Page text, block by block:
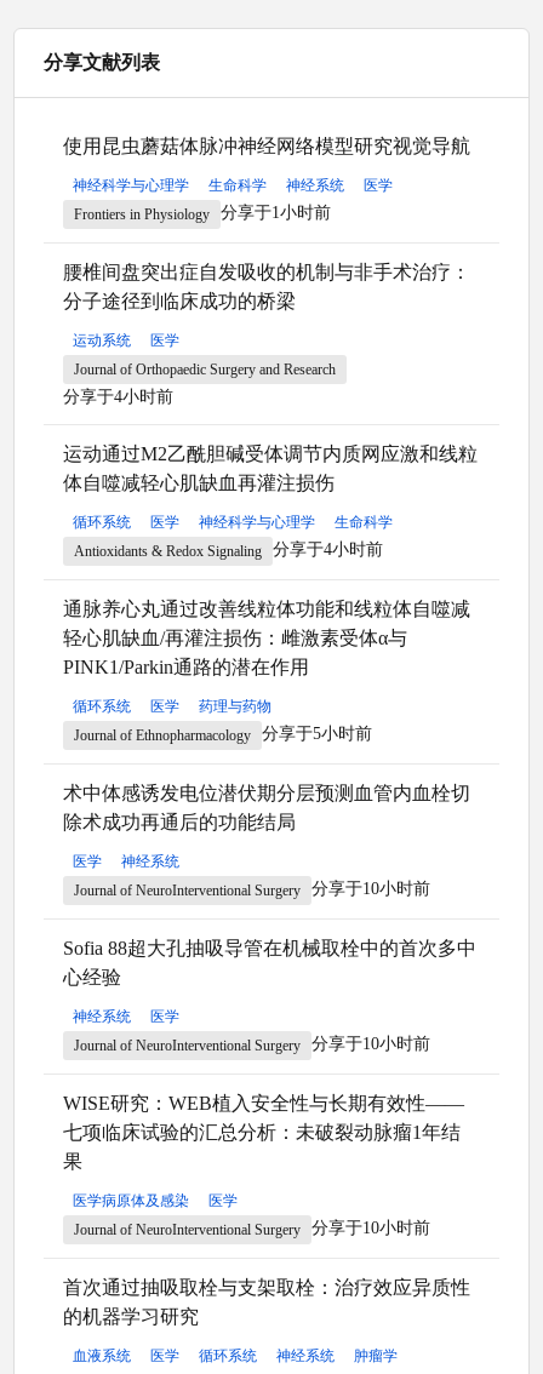
分享文献列表
使用昆虫蘑菇体脉冲神经网络模型研究视觉导航
神经科学与心理学 生命科学 神经系统
医学
Frontiers in Physiology
分享于1小时前
腰椎间盘突出症自发吸收的机制与非手术治疗：
分子途径到临床成功的桥梁
运动系统
医学
Journal of Orthopaedic Surgery and Research
分享于4小时前
运动通过M2乙酰胆碱受体调节内质网应激和线粒
体自噬减轻心肌缺血再灌注损伤
循环系统 医学 神经科学与心理学
生命科学
Antioxidants & Redox Signaling
分享于4小时前
通脉养心丸通过改善线粒体功能和线粒体自噬减
轻心肌缺血/再灌注损伤：雌激素受体α与
PINK1/Parkin通路的潜在作用
循环系统 医学
药理与药物
Journal of Ethnopharmacology
分享于5小时前
术中体感诱发电位潜伏期分层预测血管内血栓切
除术成功再通后的功能结局
医学
神经系统
Journal of NeuroInterventional Surgery
分享于10小时前
Sofia 88超大孔抽吸导管在机械取栓中的首次多中
心经验
神经系统
医学
Journal of NeuroInterventional Surgery
分享于10小时前
WISE研究：WEB植入安全性与长期有效性——
七项临床试验的汇总分析：未破裂动脉瘤1年结
果
医学病原体及感染
医学
Journal of NeuroInterventional Surgery
分享于10小时前
首次通过抽吸取栓与支架取栓：治疗效应异质性
的机器学习研究
血液系统 医学 循环系统 神经系统
肿瘤学